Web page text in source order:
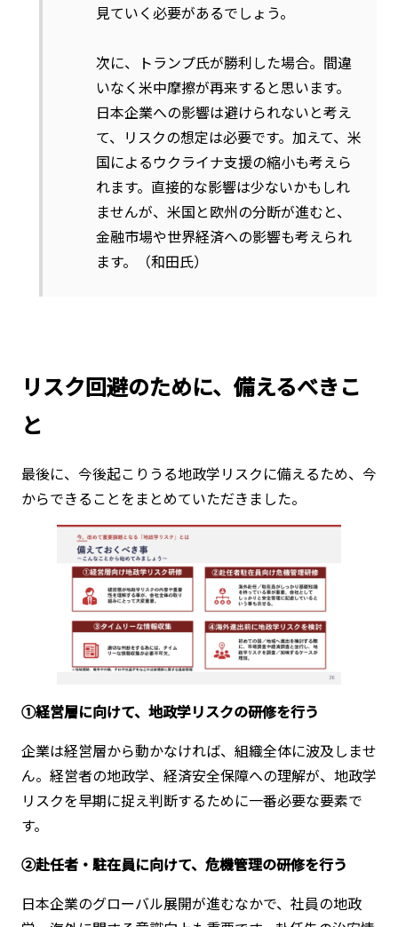
見ていく必要があるでしょう。
次に、トランプ氏が勝利した場合。間違
いなく米中摩擦が再来すると思います。
日本企業への影響は避けられないと考え
て、リスクの想定は必要です。加えて、米
国によるウクライナ支援の縮小も考えら
れます。直接的な影響は少ないかもしれ
ませんが、米国と欧州の分断が進むと、
金融市場や世界経済への影響も考えられ
ます。（和田氏）
リスク回避のために、備えるべきこ
と
最後に、今後起こりうる地政学リスクに備えるため、今
からできることをまとめていただきました。
①経営層に向けて、地政学リスクの研修を行う
企業は経営層から動かなければ、組織全体に波及しませ
ん。経営者の地政学、経済安全保障への理解が、地政学
リスクを早期に捉え判断するために一番必要な要素で
す。
②赴任者・駐在員に向けて、危機管理の研修を行う
日本企業のグローバル展開が進むなかで、社員の地政